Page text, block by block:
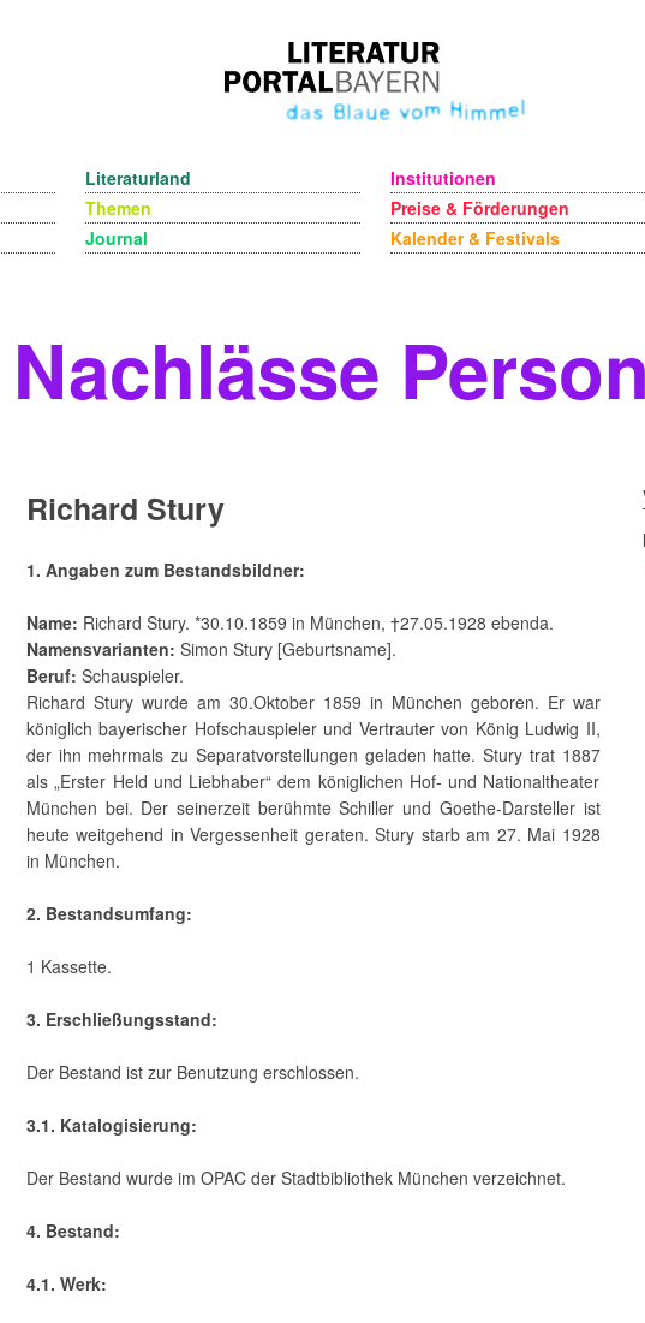
Literaturland
Themen
Journal
Institutionen
Preise & Förderungen
Kalender & Festivals
Nachlässe
Richard Stury
1. Angaben zum Bestandsbildner:
Name: Richard Stury. *30.10.1859 in München, †27.05.1928 ebenda.
Namensvarianten: Simon Stury [Geburtsname].
Beruf: Schauspieler.
Richard Stury wurde am 30.Oktober 1859 in München geboren. Er war
königlich bayerischer Hofschauspieler und Vertrauter von König Ludwig II,
der ihn mehrmals zu Separatvorstellungen geladen hatte. Stury trat 1887
als „Erster Held und Liebhaber“ dem königlichen Hof- und Nationaltheater
München bei. Der seinerzeit berühmte Schiller und Goethe-Darsteller ist
heute weitgehend in Vergessenheit geraten. Stury starb am 27. Mai 1928
in München.
2. Bestandsumfang:
1 Kassette.
3. Erschließungsstand:
Der Bestand ist zur Benutzung erschlossen.
3.1. Katalogisierung:
Der Bestand wurde im OPAC der Stadtbibliothek München verzeichnet.
4. Bestand:
4.1. Werk: